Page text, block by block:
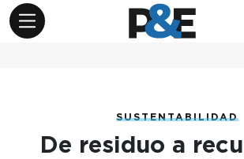
SUSTENTABILIDAD
De residuo a